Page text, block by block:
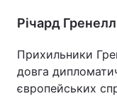
Річард
Прихильники
довга
європейських